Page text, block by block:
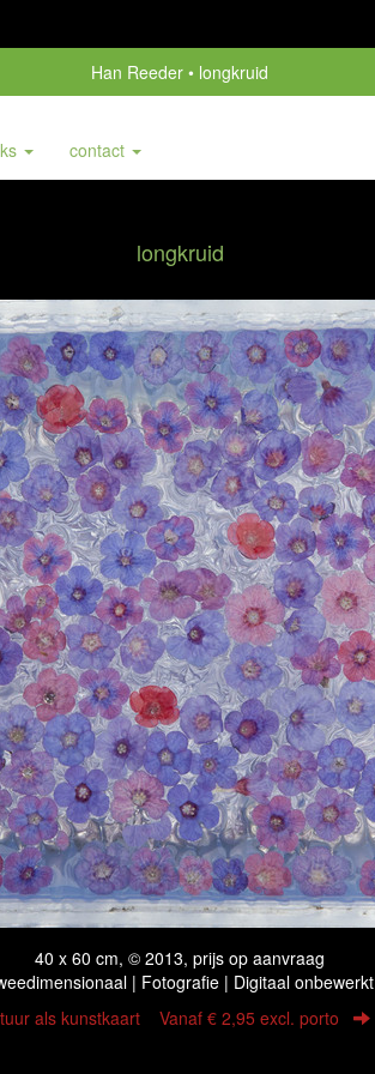
Han Reeder longkruid
contact
longkruid
40 x 60 cm, © 2013, prijs op aanvraag
| Fotografie | Digitaal onbewerkt
als kunstkaart Vanaf € 2,95 excl. porto